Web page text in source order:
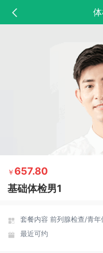
￥ 657.80
基础体检男1
套餐内容 前列腺检查/青年
最近可约